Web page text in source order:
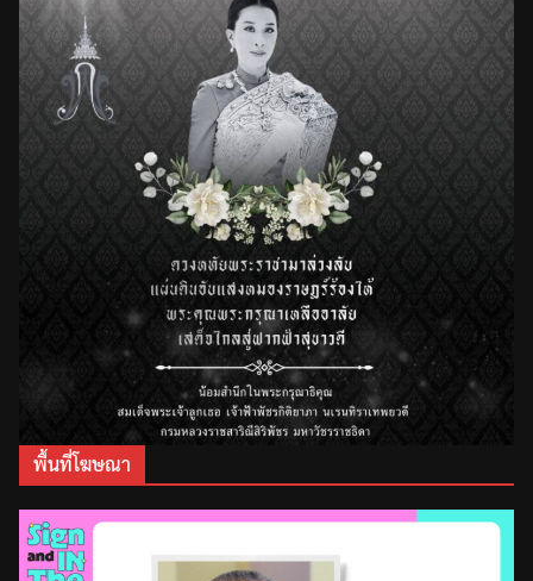
พื้นที่โฆษณา